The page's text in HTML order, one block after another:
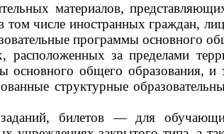
материалов,
числе иностранных граждан, лиц
программы основного
за пределами
общего образования, и
структурные
билетов — для